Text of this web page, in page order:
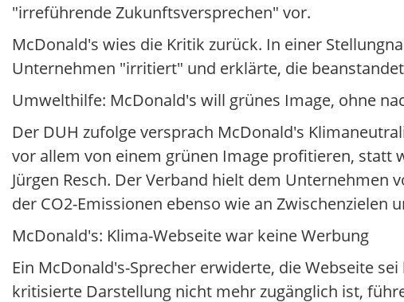
"irreführende Zukunftsversprechen" vor.
McDonald's wies die Kritik zurück. In einer
Unternehmen "irritiert" und erklärte, die
Umwelthilfe: McDonald's will grünes Image, ohne
Der DUH zufolge versprach McDonald's
vor allem von einem grünen Image profitieren, statt
Jürgen Resch. Der Verband hielt dem
der CO2-Emissionen ebenso wie an Zwischenzielen
McDonald's: Klima-Webseite war keine Werbung
Ein McDonald's-Sprecher erwiderte, die Webseite
kritisierte Darstellung nicht mehr zugänglich ist,